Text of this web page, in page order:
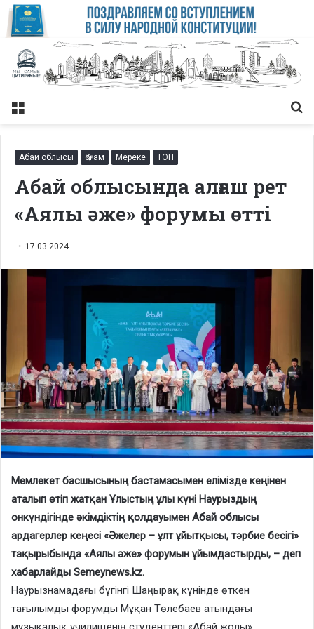
Меню
Абай облысы Қоғам Мереке ТОП
Абай облысында алғаш рет
«Аялы әже» форумы өтті
17.03.2024
Мемлекет басшысының бастамасымен елімізде кеңінен
аталып өтіп жатқан Ұлыстың ұлы күні Наурыздың
онкүндігінде әкімдіктің қолдауымен Абай облысы
ардагерлер кеңесі «Әжелер – ұлт ұйытқысы, тәрбие бесігі»
тақырыбында «Аялы әже» форумын ұйымдастырды, – деп
хабарлайды Semeynews.kz.
Наурызнамадағы бүгінгі Шаңырақ күнінде өткен
тағылымды форумды Мұқан Төлебаев атындағы